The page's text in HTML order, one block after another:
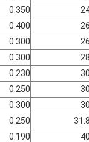
0.350
26
0.400
26
0.300
28
0.300
30
0.230
30
0.250
30
0.300
31.8
0.250
40
0.190